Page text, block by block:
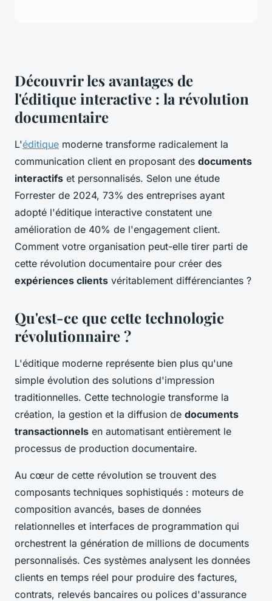
Découvrir les avantages de
l'éditique interactive : la révolution
documentaire
L'éditique moderne transforme radicalement la
communication client en proposant des documents
interactifs et personnalisés. Selon une étude
Forrester de 2024, 73% des entreprises ayant
adopté l'éditique interactive constatent une
amélioration de 40% de l'engagement client.
Comment votre organisation peut-elle tirer parti de
cette révolution documentaire pour créer des
expériences clients véritablement différenciantes ?
Qu'est-ce que cette technologie
révolutionnaire ?
L'éditique moderne représente bien plus qu'une
simple évolution des solutions d'impression
traditionnelles. Cette technologie transforme la
création, la gestion et la diffusion de documents
transactionnels en automatisant entièrement le
processus de production documentaire.
Au cœur de cette révolution se trouvent des
composants techniques sophistiqués : moteurs de
composition avancés, bases de données
relationnelles et interfaces de programmation qui
orchestrent la génération de millions de documents
personnalisés. Ces systèmes analysent les données
clients en temps réel pour produire des factures,
contrats, relevés bancaires ou polices d'assurance